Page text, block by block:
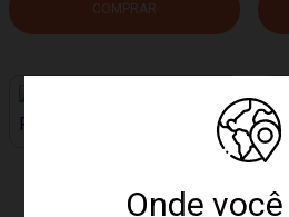
Onde
COMPRAR
E